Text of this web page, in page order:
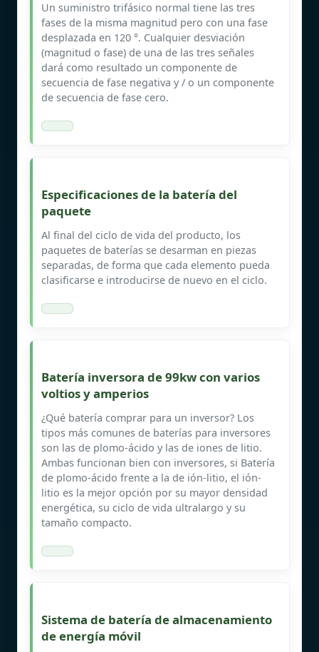
Un suministro trifásico normal tiene las tres
fases de la misma magnitud pero con una fase
desplazada en 120 °. Cualquier desviación
(magnitud o fase) de una de las tres señales
dará como resultado un componente de
secuencia de fase negativa y / o un componente
de secuencia de fase cero.
Especificaciones de la batería del
paquete
Al final del ciclo de vida del producto, los
paquetes de baterías se desarman en piezas
separadas, de forma que cada elemento pueda
clasificarse e introducirse de nuevo en el ciclo.
Batería inversora de 99kw con varios
voltios y amperios
¿Qué batería comprar para un inversor? Los
tipos más comunes de baterías para inversores
son las de plomo-ácido y las de iones de litio.
Ambas funcionan bien con inversores, si Batería
de plomo-ácido frente a la de ión-litio, el ión-
litio es la mejor opción por su mayor densidad
energética, su ciclo de vida ultralargo y su
tamaño compacto.
Sistema de batería de almacenamiento
de energía móvil